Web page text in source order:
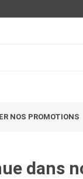
NOS PROMOTIONS
dans